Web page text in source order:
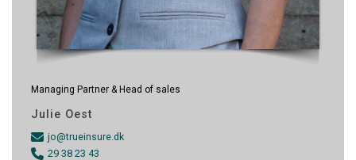
Managing Partner & Head of sales
Julie Oest
jo@trueinsure.dk
29 38 23 43